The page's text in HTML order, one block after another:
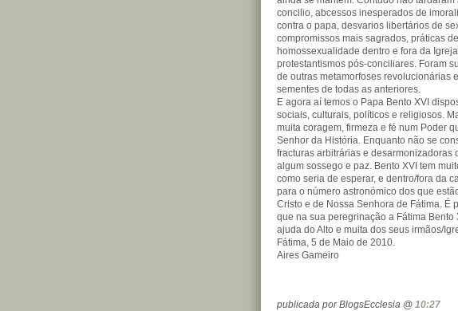
concilio, abcessos inesperados de
contra o papa, desvarios libertários de
compromissos mais sagrados, práticas
homossexualidade dentro e fora da
protestantismos pós-conciliares. Foram
de outras metamorfoses revolucionárias
sementes de todas as anteriores.
E agora aí temos o Papa Bento XVI
sociais, culturais, políticos e religiosos.
muita coragem, firmeza e fé num Poder
Senhor da História. Enquanto não se
fracturas arbitrárias e desarmonizadoras
algum sossego e paz. Bento XVI tem
como seria de esperar, e dentro/fora da
para o número astronómico dos que
Cristo e de Nossa Senhora de Fátima. É
que na sua peregrinação a Fátima Bento
ajuda do Alto e muita dos seus irmãos/
Fátima, 5 de Maio de 2010.
Aires Gameiro
publicada por BlogsEcclesia @ 10:27